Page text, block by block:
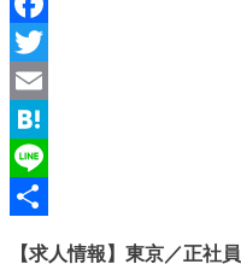
Facebook
Twitter
Email
Hatena
Line
【求人情報】東京／正社員